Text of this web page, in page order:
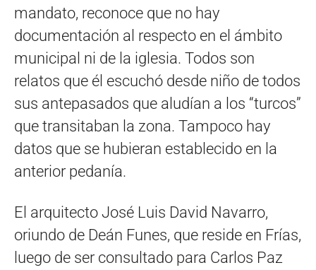
mandato, reconoce que no hay
documentación al respecto en el ámbito
municipal ni de la iglesia. Todos son
relatos que él escuchó desde niño de todos
sus antepasados que aludían a los “turcos”
que transitaban la zona. Tampoco hay
datos que se hubieran establecido en la
anterior pedanía.
El arquitecto José Luis David Navarro,
oriundo de Deán Funes, que reside en Frías,
luego de ser consultado para Carlos Paz